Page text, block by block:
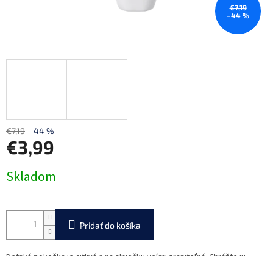
€7,19
–44 %
€7,19 –44 %
€3,99
cena:
Skladom
Pridať do košíka